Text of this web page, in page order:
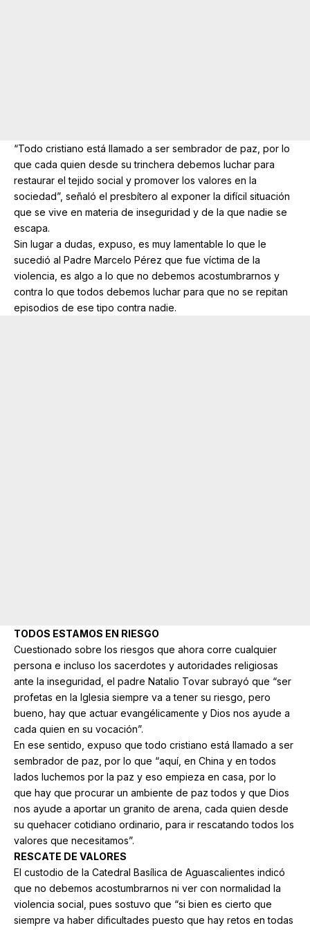
“Todo cristiano está llamado a ser sembrador de paz, por lo
que cada quien desde su trinchera debemos luchar para
restaurar el tejido social y promover los valores en la
sociedad”, señaló el presbítero al exponer la difícil situación
que se vive en materia de inseguridad y de la que nadie se
escapa.
Sin lugar a dudas, expuso, es muy lamentable lo que le
sucedió al Padre Marcelo Pérez que fue víctima de la
violencia, es algo a lo que no debemos acostumbrarnos y
contra lo que todos debemos luchar para que no se repitan
episodios de ese tipo contra nadie.
TODOS ESTAMOS EN RIESGO
Cuestionado sobre los riesgos que ahora corre cualquier
persona e incluso los sacerdotes y autoridades religiosas
ante la inseguridad, el padre Natalio Tovar subrayó que “ser
profetas en la Iglesia siempre va a tener su riesgo, pero
bueno, hay que actuar evangélicamente y Dios nos ayude a
cada quien en su vocación”.
En ese sentido, expuso que todo cristiano está llamado a ser
sembrador de paz, por lo que “aquí, en China y en todos
lados luchemos por la paz y eso empieza en casa, por lo
que hay que procurar un ambiente de paz todos y que Dios
nos ayude a aportar un granito de arena, cada quien desde
su quehacer cotidiano ordinario, para ir rescatando todos los
valores que necesitamos”.
RESCATE DE VALORES
El custodio de la Catedral Basílica de Aguascalientes indicó
que no debemos acostumbrarnos ni ver con normalidad la
violencia social, pues sostuvo que “si bien es cierto que
siempre va haber dificultades puesto que hay retos en todas